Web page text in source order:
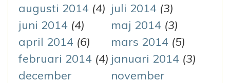
augusti 2014 (4) juli 2014 (3)
juni 2014 (4) maj 2014 (3)
april 2014 (6) mars 2014 (5)
februari 2014 (4) januari 2014 (3)
december
november